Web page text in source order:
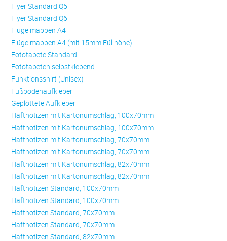
Flyer Standard Q5
Flyer Standard Q6
Flügelmappen A4
Flügelmappen A4 (mit 15mm Füllhöhe)
Fototapete Standard
Fototapeten selbstklebend
Funktionsshirt (Unisex)
Fußbodenaufkleber
Geplottete Aufkleber
Haftnotizen mit Kartonumschlag, 100x70mm
Haftnotizen mit Kartonumschlag, 100x70mm
Haftnotizen mit Kartonumschlag, 70x70mm
Haftnotizen mit Kartonumschlag, 70x70mm
Haftnotizen mit Kartonumschlag, 82x70mm
Haftnotizen mit Kartonumschlag, 82x70mm
Haftnotizen Standard, 100x70mm
Haftnotizen Standard, 100x70mm
Haftnotizen Standard, 70x70mm
Haftnotizen Standard, 70x70mm
Haftnotizen Standard, 82x70mm